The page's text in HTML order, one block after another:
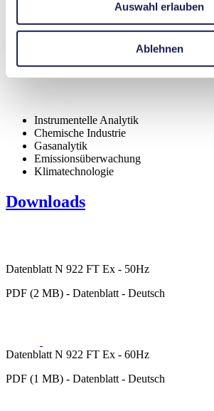
Auswahl erlauben
Ablehnen
Explosionsgeschützt
Instrumentelle Analytik
Chemische Industrie
Gasanalytik
Emissionsüberwachung
Klimatechnologie
Downloads
Datenblatt N 922 FT Ex - 50Hz
PDF (2 MB) - Datenblatt - Deutsch
Datenblatt N 922 FT Ex - 60Hz
PDF (1 MB) - Datenblatt - Deutsch